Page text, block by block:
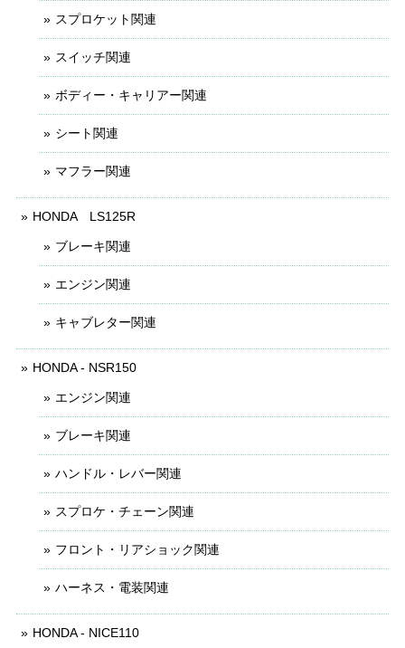
スプロケット関連
スイッチ関連
ボディー・キャリアー関連
シート関連
マフラー関連
HONDA LS125R
ブレーキ関連
エンジン関連
キャブレター関連
HONDA - NSR150
エンジン関連
ブレーキ関連
ハンドル・レバー関連
スプロケ・チェーン関連
フロント・リアショック関連
ハーネス・電装関連
HONDA - NICE110